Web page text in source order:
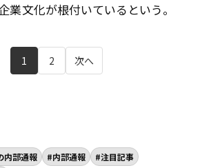
業文化が根付いているという。
1 2 次へ
内部通報 内部通報
注目記事